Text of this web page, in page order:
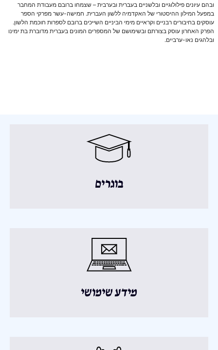
ובהם עיונים פילולוגיים ובלשניים בעברית ובערבית – שצמחו ברובם מעבודת המחבר
במפעל המילון ההיסטורי של האקדמיה ללשון העברית. חמישה-עשר מפרקי הספר
עוסקים בחיבורים רבניים וקראיים מימי הביניים השייכים ברובם לספרות חוכמת הלשון.
הפרק האחרון עוסק בצורתם ובשימושם של המספרים המונים בעברית מדוברת בת ימינו
ובלהגים נאו-ערביים.
בוגרים
מידע שימושי